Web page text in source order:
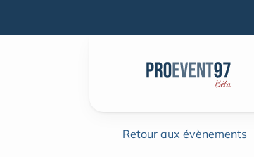
Retour aux évènements